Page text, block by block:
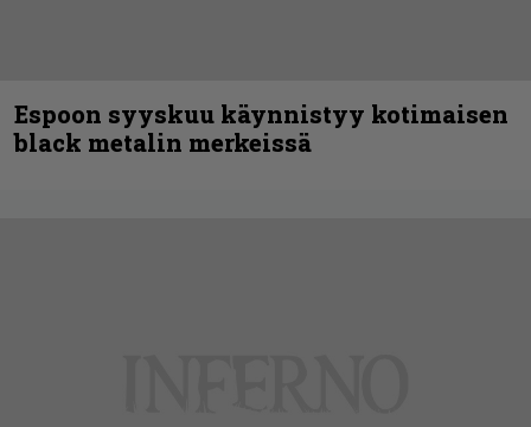
Espoon syyskuu käynnistyy kotimaisen
black metalin merkeissä